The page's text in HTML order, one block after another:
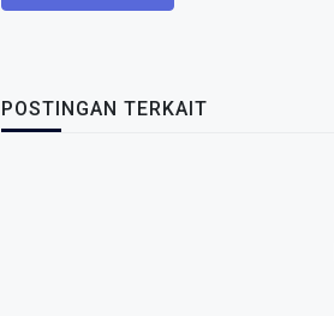
POSTINGAN TERKAIT